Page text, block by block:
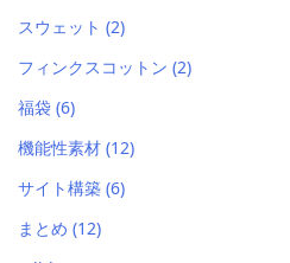
スウェット (2)
フィンクスコットン (2)
福袋 (6)
機能性素材 (12)
サイト構築 (6)
まとめ (12)